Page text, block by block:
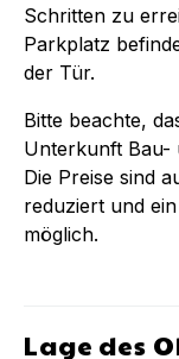
Schritten zu
Parkplatz
der Tür.
Bitte beachte,
Unterkunft Bau-
Die Preise sind
reduziert und
möglich.
Lage des